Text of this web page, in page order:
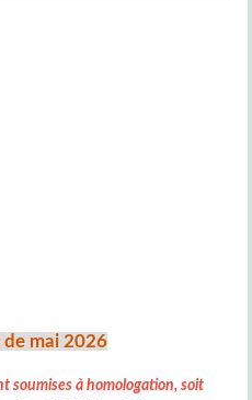
mai 2026
soumises à homologation, soit